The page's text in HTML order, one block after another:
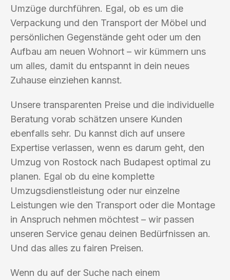
Umzüge durchführen. Egal, ob es um die
Verpackung und den Transport der Möbel und
persönlichen Gegenstände geht oder um den
Aufbau am neuen Wohnort – wir kümmern uns
um alles, damit du entspannt in dein neues
Zuhause einziehen kannst.
Unsere transparenten Preise und die individuelle
Beratung vorab schätzen unsere Kunden
ebenfalls sehr. Du kannst dich auf unsere
Expertise verlassen, wenn es darum geht, den
Umzug von Rostock nach Budapest optimal zu
planen. Egal ob du eine komplette
Umzugsdienstleistung oder nur einzelne
Leistungen wie den Transport oder die Montage
in Anspruch nehmen möchtest – wir passen
unseren Service genau deinen Bedürfnissen an.
Und das alles zu fairen Preisen.
Wenn du auf der Suche nach einem